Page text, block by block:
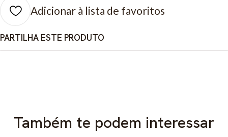
Adicionar à lista de favoritos
PARTILHA ESTE PRODUTO
Também te podem interessar